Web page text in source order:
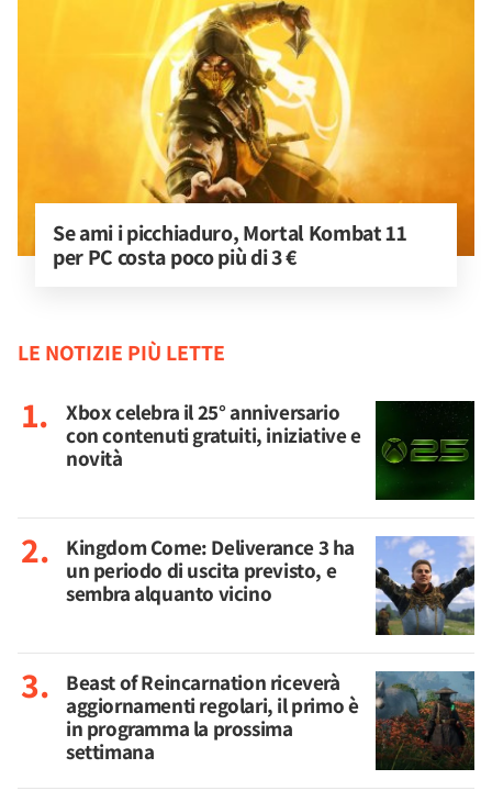
Se ami i picchiaduro, Mortal Kombat 11
per PC costa poco più di 3 €
LE NOTIZIE PIÙ LETTE
Xbox celebra il 25° anniversario
con contenuti gratuiti, iniziative e
novità
Kingdom Come: Deliverance 3 ha
un periodo di uscita previsto, e
sembra alquanto vicino
Beast of Reincarnation riceverà
aggiornamenti regolari, il primo è
in programma la prossima
settimana